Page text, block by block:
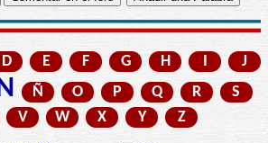
D E F G H I
J
Ñ O P Q R
S
V W X Y Z